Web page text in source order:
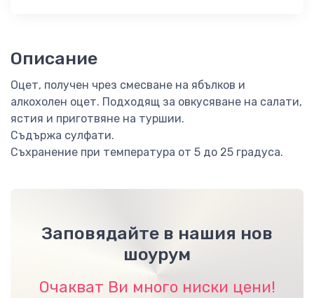
Описание
Оцет, получен чрез смесване на ябълков и
алкохолен оцет. Подходящ за овкусяване на салати,
ястия и приготвяне на туршии.
Съдържа сулфати.
Съхранение при температура от 5 до 25 градуса.
Заповядайте в нашия нов
шоурум
Очакват Ви много ниски цени!